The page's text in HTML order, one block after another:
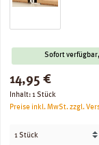
Sofort
Regulärer Preis:
14,95 €
Inhalt:1 Stück
Preise inkl. MwSt. zzgl.